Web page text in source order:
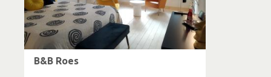
B&B Roes